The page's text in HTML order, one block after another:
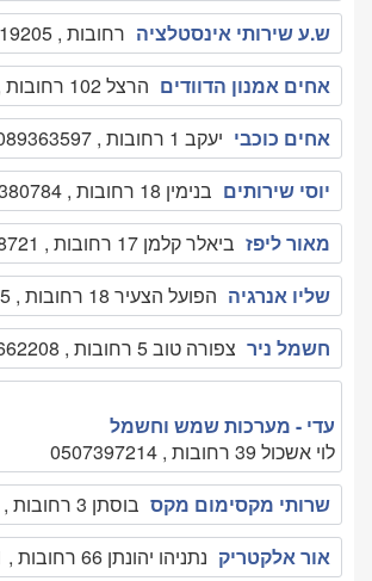
ש.ע שירותי אינסטלציה רחובות , 0522519205
אחים אמנון הדוודים הרצל 102 רחובות , 089348551
אחים כוכבי יעקב 1 רחובות , 089363597
יוסי שירותים בנימין 18 רחובות , 0505380784
מאור ליפז ביאלר קלמן 17 רחובות , 089348721
שליו אנרגיה הפועל הצעיר 18 רחובות , 0528333435
חשמל ניר צפורה טוב 5 רחובות , 0508662208
עדי - מערכות שמש וחשמל
לוי אשכול 39 רחובות , 0507397214
שרותי מקסימום מקס בוסתן 3 רחובות , 089370740
אור אלקטריק נתניהו יהונתן 66 רחובות , 0546960691